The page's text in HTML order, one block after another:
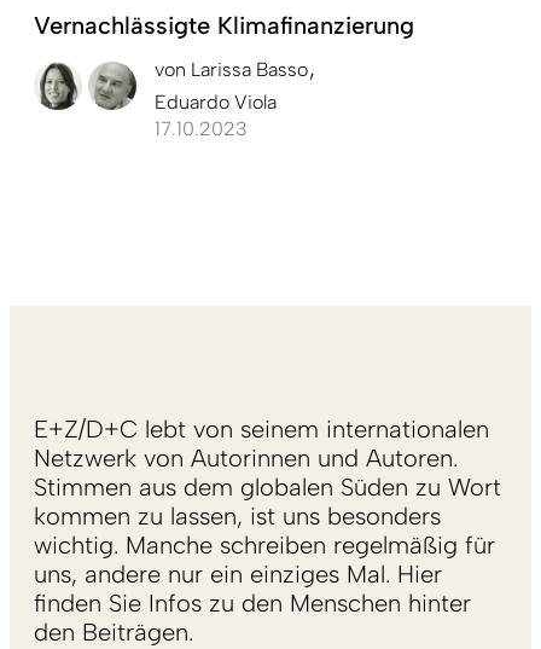
Vernachlässigte Klimafinanzierung
von Larissa Basso
Eduardo Viola
17.10.2023
E+Z/D+C lebt von seinem internationalen
Netzwerk von Autorinnen und Autoren.
Stimmen aus dem globalen Süden zu Wort
kommen zu lassen, ist uns besonders
wichtig. Manche schreiben regelmäßig für
uns, andere nur ein einziges Mal. Hier
finden Sie Infos zu den Menschen hinter
den Beiträgen.